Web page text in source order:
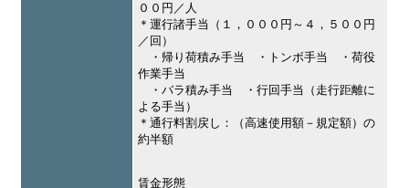
００円／人
＊運行諸手当（１，０００円～４，５００円
／回）
・帰り荷積み手当 ・トンボ手当 ・荷役
作業手当
・バラ積み手当 ・行回手当（走行距離に
よる手当）
＊通行料割戻し：（高速使用額－規定額）の
約半額
賃金形態